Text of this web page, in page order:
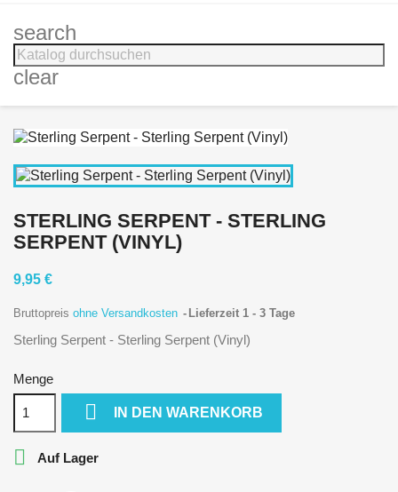
search
clear
STERLING SERPENT - STERLING
SERPENT (VINYL)
9,95 €
Bruttopreis ohne Versandkosten Lieferzeit 1 - 3 Tage
Sterling Serpent - Sterling Serpent (Vinyl)
Menge
 IN DEN WARENKORB
 Auf Lager